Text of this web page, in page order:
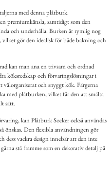
med denna plåtburk.
premiumkänsla, samtidigt som den
och underhålla. Burken är rymlig nog
gör den idealisk för både bakning och
kan man ana en trivsam och ordnad
köksredskap och förvaringslösningar i
och snyggt kök. Färgerna
med plåtburken, vilket får den att smälta
sätt.
kan Plåtburk Socker också användas
önskas. Den flexibla användningen gör
vackra design innebär att den inte
stå framme som en dekorativ detalj på